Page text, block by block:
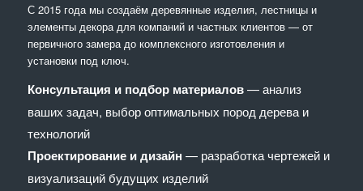
С 2015 года мы создаём деревянные изделия, лестницы и
элементы декора для компаний и частных клиентов — от
первичного замера до комплексного изготовления и
установки под ключ.
Консультация и подбор материалов— анализ
ваших задач, выбор оптимальных пород дерева и
технологий
Проектирование и дизайн — разработка чертежей и
визуализаций будущих изделий